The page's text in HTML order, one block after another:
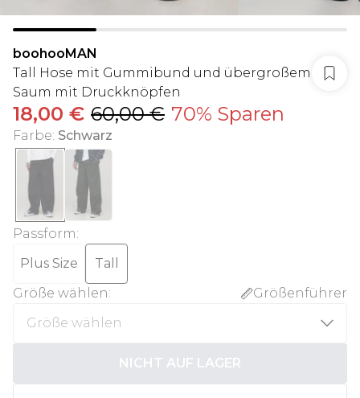
boohooMAN
Tall Hose mit Gummibund und übergroßem
Saum mit Druckknöpfen
18,00 € 60,00 € 70% Sparen
Farbe: Schwarz
Passform:
Plus Size
Tall
Größe wählen: Größenführer
NICHT AUF LAGER